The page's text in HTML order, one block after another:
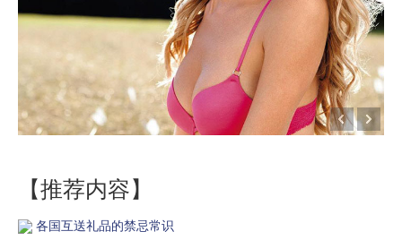
【推荐内容】
各国互送礼品的禁忌常识